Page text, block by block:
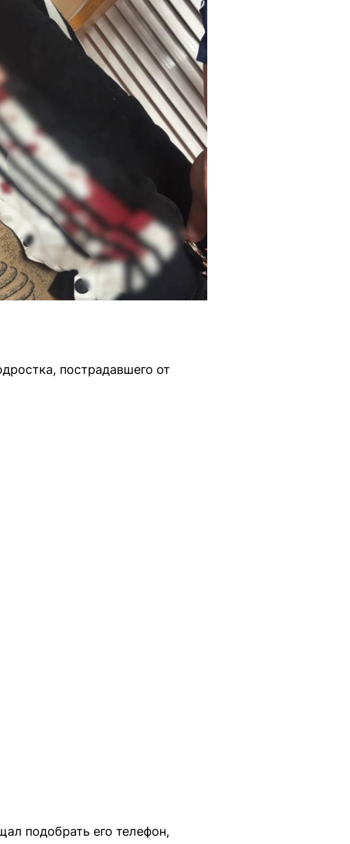
пострадавшего от
подобрать его телефон,